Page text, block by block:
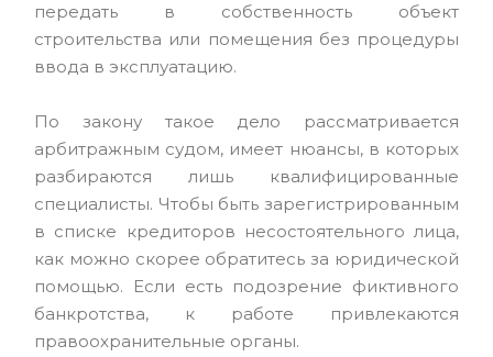
передать в собственность объект
строительства или помещения без процедуры
ввода в эксплуатацию.
По закону такое дело рассматривается
арбитражным судом, имеет нюансы, в которых
разбираются лишь квалифицированные
специалисты. Чтобы быть зарегистрированным
в списке кредиторов несостоятельного лица,
как можно скорее обратитесь за юридической
помощью. Если есть подозрение фиктивного
банкротства, к работе привлекаются
правоохранительные органы.